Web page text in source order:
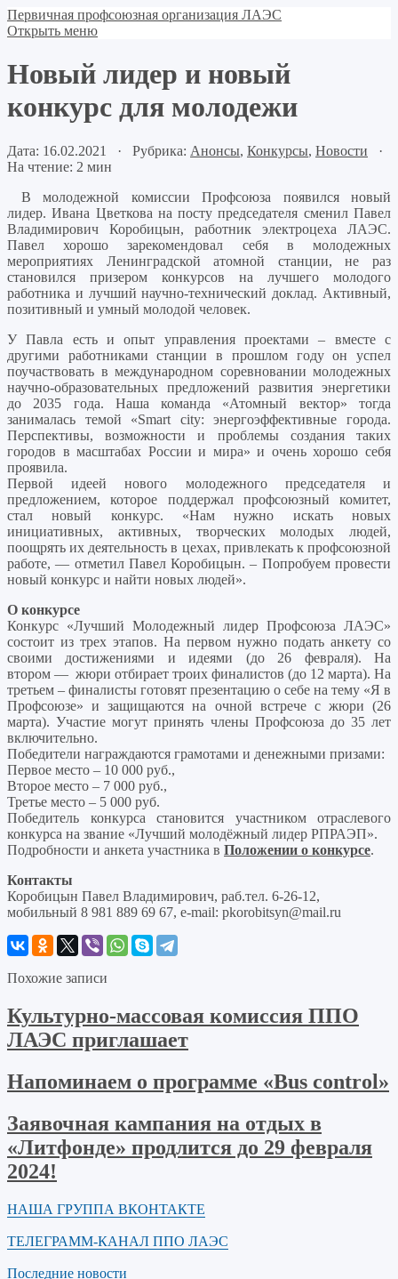
Первичная профсоюзная организация ЛАЭС
Открыть меню
Новый лидер и новый
конкурс для молодежи
Дата: 16.02.2021 · Рубрика: Анонсы, Конкурсы, Новости ·
На чтение: 2 мин
В молодежной комиссии Профсоюза появился новый
лидер. Ивана Цветкова на посту председателя сменил Павел
Владимирович Коробицын, работник электроцеха ЛАЭС.
Павел хорошо зарекомендовал себя в молодежных
мероприятиях Ленинградской атомной станции, не раз
становился призером конкурсов на лучшего молодого
работника и лучший научно-технический доклад. Активный,
позитивный и умный молодой человек.
У Павла есть и опыт управления проектами – вместе с
другими работниками станции в прошлом году он успел
поучаствовать в международном соревновании молодежных
научно-образовательных предложений развития энергетики
до 2035 года. Наша команда «Атомный вектор» тогда
занималась темой «Smart сity: энергоэффективные города.
Перспективы, возможности и проблемы создания таких
городов в масштабах России и мира» и очень хорошо себя
проявила.
Первой идеей нового молодежного председателя и
предложением, которое поддержал профсоюзный комитет,
стал новый конкурс. «Нам нужно искать новых
инициативных, активных, творческих молодых людей,
поощрять их деятельность в цехах, привлекать к профсоюзной
работе, — отметил Павел Коробицын. – Попробуем провести
новый конкурс и найти новых людей».
О конкурсе
Конкурс «Лучший Молодежный лидер Профсоюза ЛАЭС»
состоит из трех этапов. На первом нужно подать анкету со
своими достижениями и идеями (до 26 февраля). На
втором — жюри отбирает троих финалистов (до 12 марта). На
третьем – финалисты готовят презентацию о себе на тему «Я в
Профсоюзе» и защищаются на очной встрече с жюри (26
марта). Участие могут принять члены Профсоюза до 35 лет
включительно.
Победители награждаются грамотами и денежными призами:
Первое место – 10 000 руб.,
Второе место – 7 000 руб.,
Третье место – 5 000 руб.
Победитель конкурса становится участником отраслевого
конкурса на звание «Лучший молодёжный лидер РПРАЭП».
Подробности и анкета участника в Положении о конкурсе.
Контакты
Коробицын Павел Владимирович, раб.тел. 6-26-12,
мобильный 8 981 889 69 67, e-mail: pkorobitsyn@mail.ru
Похожие записи
Культурно-массовая комиссия ППО
ЛАЭС приглашает
Напоминаем о программе «Bus control»
Заявочная кампания на отдых в
«Литфонде» продлится до 29 февраля
2024!
НАША ГРУППА ВКОНТАКТЕ
ТЕЛЕГРАММ-КАНАЛ ППО ЛАЭС
Последние новости